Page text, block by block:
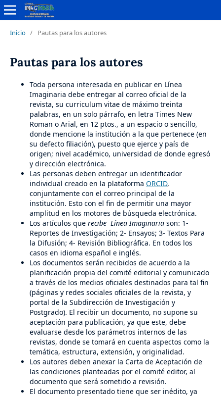
Inicio / Pautas para los autores
Pautas para los autores
Toda persona interesada en publicar en Línea
Imaginaria debe entregar al correo oficial de la
revista, su curriculum vitae de máximo treinta
palabras, en un solo párrafo, en letra Times New
Roman o Arial, en 12 ptos., a un espacio o sencillo,
donde mencione la institución a la que pertenece (en
su defecto filiación), puesto que ejerce y país de
origen; nivel académico, universidad de donde egresó
y dirección electrónica.
Las personas deben entregar un identificador
individual creado en la plataforma ORCID,
conjuntamente con el correo principal de la
institución. Esto con el fin de permitir una mayor
amplitud en los motores de búsqueda electrónica.
Los artículos que recibe Línea Imaginariason: 1-
Reportes de Investigación; 2- Ensayos; 3- Textos Para
la Difusión; 4- Revisión Bibliográfica. En todos los
casos en idioma español e inglés.
Los documentos serán recibidos de acuerdo a la
planificación propia del comité editorial y comunicado
a través de los medios oficiales destinados para tal fin
(páginas y redes sociales oficiales de la revista, y
portal de la Subdirección de Investigación y
Postgrado). El recibir un documento, no supone su
aceptación para publicación, ya que este, debe
evaluarse desde los parámetros internos de las
revistas, donde se tomará en cuenta aspectos como la
temática, estructura, extensión, y originalidad.
Los autores deben anexar la Carta de Aceptación de
las condiciones planteadas por el comité editor, al
documento que será sometido a revisión.
El documento presentado tiene que ser inédito, ya